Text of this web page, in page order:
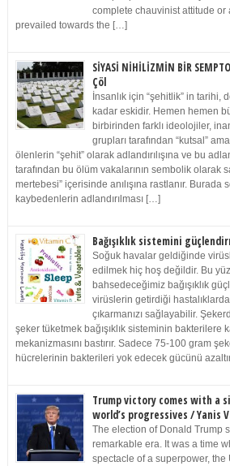
complete chauvinist attitude or
prevailed towards the […]
SİYASİ NİHİLİZMİN BİR
Çöl
İnsanlık için “şehitlik” in tarihi,
kadar eskidir. Hemen hemen
birbirinden farklı ideolojiler,
grupları tarafından “kutsal”
ölenlerin “şehit” olarak adlandırılışına ve bu
tarafından bu ölüm vakalarının sembolik olarak
mertebesi” içerisinde anılışına rastlanır. Burada
kaybedenlerin adlandırılması […]
Bağışıklık sistemini
Soğuk havalar geldiğinde
edilmek hiç hoş değildir. Bu
bahsedeceğimiz bağışıklık
virüslerin getirdiği
çıkarmanızı sağlayabilir.
şeker tüketmek bağışıklık sisteminin bakterilere
mekanizmasını bastırır. Sadece 75-100 gram
hücrelerinin bakterileri yok edecek gücünü
Trump victory comes with a
world’s progressives / Yanis
The election of Donald Trump
remarkable era. It was a time
spectacle of a superpower,